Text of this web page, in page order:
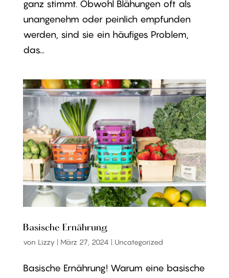
ganz stimmt. Obwohl Blähungen oft als
unangenehm oder peinlich empfunden
werden, sind sie ein häufiges Problem,
das...
Basische Ernährung
von Lizzy| März 27, 2024 | Uncategorized
Basische Ernährung! Warum eine basische